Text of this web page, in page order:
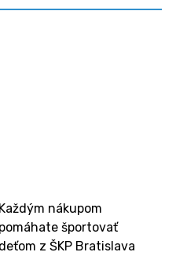
Každým nákupom
pomáhate športovať
deťom z ŠKP Bratislava